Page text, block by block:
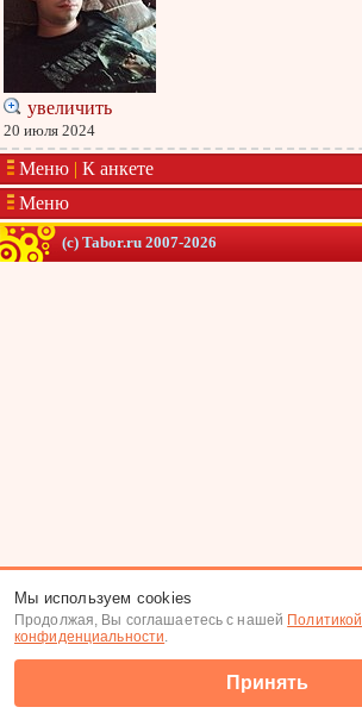
увеличить
20 июля 2024
Меню | К анкете
Меню
(c) Tabor.ru 2007-2026
Мы используем cookies
Продолжая, Вы соглашаетесь с нашей Политикой
конфиденциальности.
Принять